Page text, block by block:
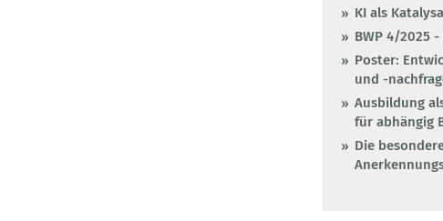
KI als
BWP 4/2025
Poster:
und -
Ausbildung
für abhängig
Die